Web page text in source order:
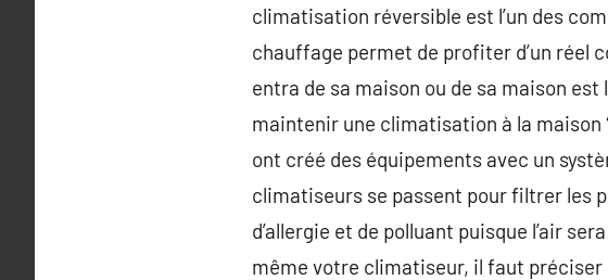
climatisation réversible est l’un des
chauffage permet de profiter d’un réel
entra de sa maison ou de sa maison
maintenir une climatisation à la maison
ont créé des équipements avec un
climatiseurs se passent pour filtrer les
d’allergie et de polluant puisque l’air
même votre climatiseur, il faut préciser